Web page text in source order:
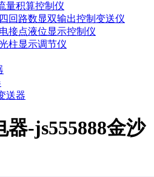
量积算控制仪
回路数显双输出控制变送仪
接点液位显示控制仪
柱显示调节仪
送器
-js555888金沙